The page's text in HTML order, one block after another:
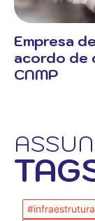
Empresa
acordo de
CNMP
#infraestrutura